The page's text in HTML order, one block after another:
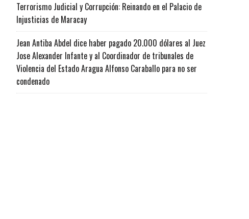
Terrorismo Judicial y Corrupción: Reinando en el Palacio de
Injusticias de Maracay
Jean Antiba Abdel dice haber pagado 20.000 dólares al Juez
Jose Alexander Infante y al Coordinador de tribunales de
Violencia del Estado Aragua Alfonso Caraballo para no ser
condenado